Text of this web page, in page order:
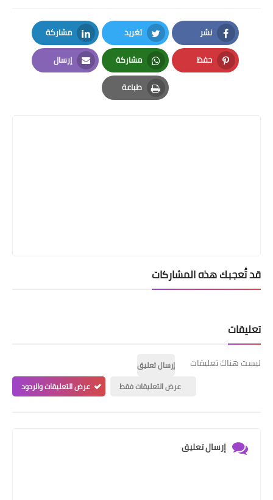
نشر
Facebook
تغريد
Twitter
مشاركة
LinkedIn
حفظ
Pinterest
مشاركة
Whatsapp
إرسال
Email
طباعة
Print
قد تُعجبك هذه المشاركات
تعليقات
ليست هناك تعليقات
إرسال تعليق
عرض التعليقات فقط
عرض التعليقات والردود
إرسال تعليق